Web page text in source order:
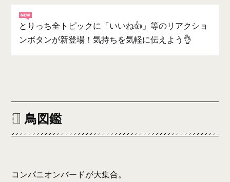
とりっち全トピックに「いいね👍」等のリアクショ
ンボタンが新登場！気持ちを気軽に伝えよう👌
鳥図鑑
コンパニオンバードが大集合。